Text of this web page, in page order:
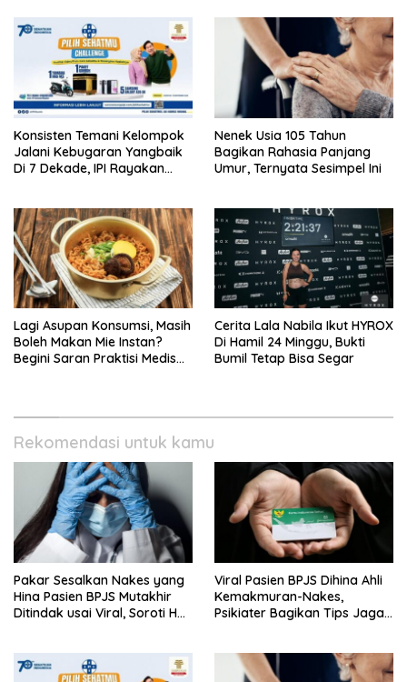
Konsisten Temani Kelompok
Jalani Kebugaran Yangbaik
Di 7 Dekade, IPI Rayakan
Nenek Usia 105 Tahun
Bagikan Rahasia Panjang
Umur, Ternyata Sesimpel Ini
Lagi Asupan Konsumsi, Masih
Boleh Makan Mie Instan?
Begini Saran Praktisi Medis
Cerita Lala Nabila Ikut HYROX
Di Hamil 24 Minggu, Bukti
Bumil Tetap Bisa Segar
Rekomendasi untuk kamu
Pakar Sesalkan Nakes yang
Hina Pasien BPJS Mutakhir
Ditindak usai Viral, Soroti Hal
Viral Pasien BPJS Dihina Ahli
Kemakmuran-Nakes,
Psikiater Bagikan Tips Jaga